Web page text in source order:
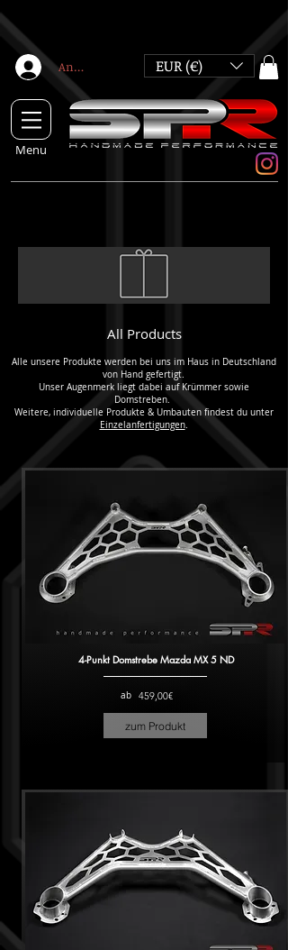
Anmelden EUR (€)
Menu
All Products
Alle unsere Produkte werden bei uns im Haus in Deutschland
von Hand gefertigt.
Unser Augenmerk liegt dabei auf Krümmer sowie
Domstreben.
Weitere, individuelle Produkte & Umbauten findest du unter
Einzelanfertigungen.
4-Punkt Domstrebe Mazda MX 5 ND
459,00€
ab
zum Produkt